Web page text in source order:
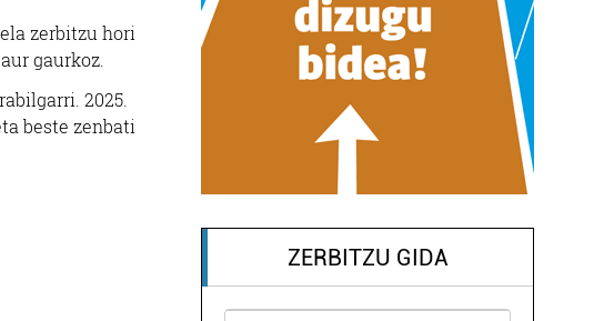
zerbitzu hori
gaurkoz.
2025.
beste zenbati
ZERBITZU GIDA